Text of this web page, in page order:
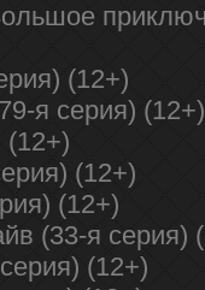
(12+)
я серия) (12+)
(12+)
(12+)
(12+)
(33-я серия)
(12+)